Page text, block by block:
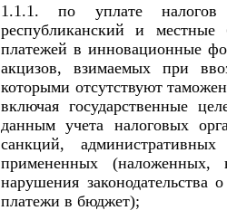
1.1.1. по уплате
республиканский и
платежей в инновационные
акцизов, взимаемых при
которыми отсутствуют
включая государственные
данным учета налоговых
санкций,
примененных (наложенных,
нарушения законодательства
платежи в бюджет);